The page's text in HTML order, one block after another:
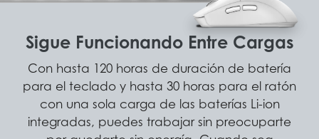
Sigue Funcionando Entre Cargas
Con hasta 120 horas de duración de batería
para el teclado y hasta 30 horas para el ratón
con una sola carga de las baterías Li-ion
integradas, puedes trabajar sin preocuparte